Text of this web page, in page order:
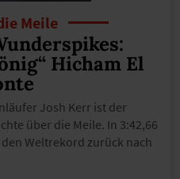
Meile
Hicham El
Josh Kerr ist der
über die Meile. In 3:42,66
Weltrekord zurück nach